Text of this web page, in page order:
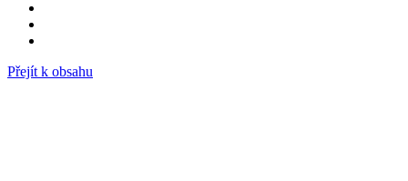
Přejít k obsahu